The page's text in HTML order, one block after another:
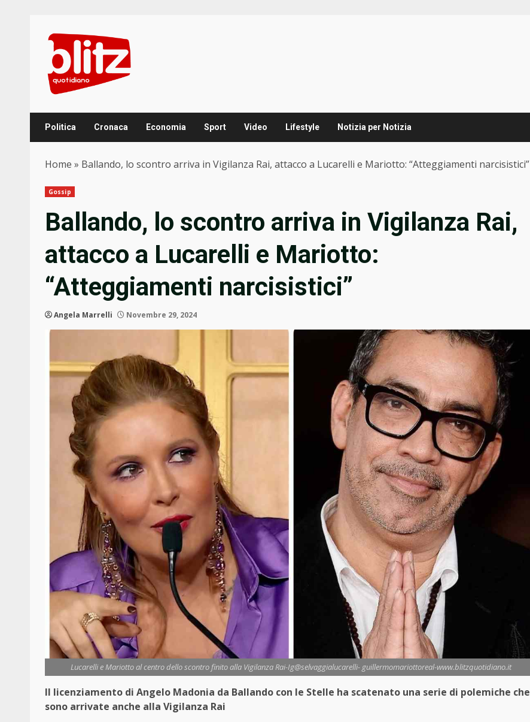
content
Politica Cronaca Economia Sport Video Lifestyle Notizia per Notizia
Home » Ballando, lo scontro arriva in Vigilanza Rai, attacco a Lucarelli e Mariotto: “Atteggiamenti narcisistici”
Gossip
Ballando, lo scontro arriva in Vigilanza Rai,
attacco a Lucarelli e Mariotto:
“Atteggiamenti narcisistici”
Angela Marrelli Novembre 29, 2024
Lucarelli e Mariotto al centro dello scontro finito alla Vigilanza Rai-Ig@selvaggialucarelli- guillermomariottoreal-www.blitzquotidiano.it
Il licenziamento di Angelo Madonia da Ballando con le Stelle ha scatenato una serie di polemiche che
sono arrivate anche alla Vigilanza Rai